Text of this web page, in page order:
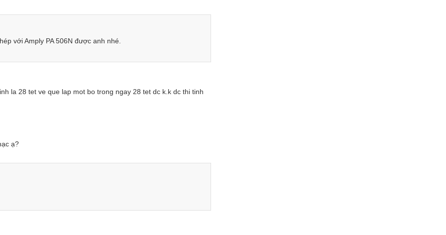
với Amply PA 506N được anh nhé.
la 28 tet ve que lap mot bo trong ngay 28 tet dc k.k dc thi tinh
ạ?